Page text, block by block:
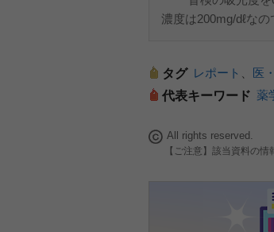
濃度は200mg/dℓな
タグ レポート 医
代表キーワード 薬
All rights reserved.
【ご注意】該当資料の